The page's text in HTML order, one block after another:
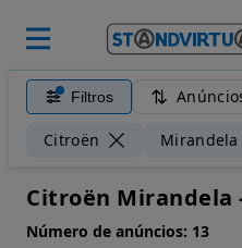
Filtros
Citroën Mirandela
Citroën Mirandela
Número de anúncios: 13